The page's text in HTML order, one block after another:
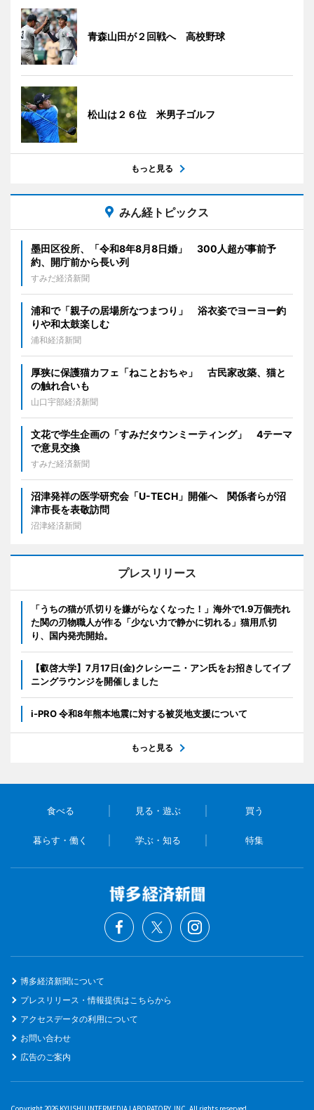
青森山田が２回戦へ 高校野球
松山は２６位 米男子ゴルフ
もっと見る
みん経トピックス
墨田区役所、「令和8年8月8日婚」 300人超が事前予
約、開庁前から長い列
すみだ経済新聞
浦和で「親子の居場所なつまつり」 浴衣姿でヨーヨー釣
りや和太鼓楽しむ
浦和経済新聞
厚狭に保護猫カフェ「ねことおちゃ」 古民家改築、猫と
の触れ合いも
山口宇部経済新聞
文花で学生企画の「すみだタウンミーティング」 4テーマ
で意見交換
すみだ経済新聞
沼津発祥の医学研究会「U-TECH」開催へ 関係者らが沼
津市長を表敬訪問
沼津経済新聞
プレスリリース
「うちの猫が爪切りを嫌がらなくなった！」海外で1.9万個売れ
た関の刃物職人が作る「少ない力で静かに切れる」猫用爪切
り、国内発売開始。
【叡啓大学】7月17日(金)クレシーニ・アン氏をお招きしてイブ
ニングラウンジを開催しました
i-PRO 令和8年熊本地震に対する被災地支援について
もっと見る
食べる 見る・遊ぶ 買う
暮らす・働く 学ぶ・知る 特集
博多経済新聞について
プレスリリース・情報提供はこちらから
アクセスデータの利用について
お問い合わせ
広告のご案内